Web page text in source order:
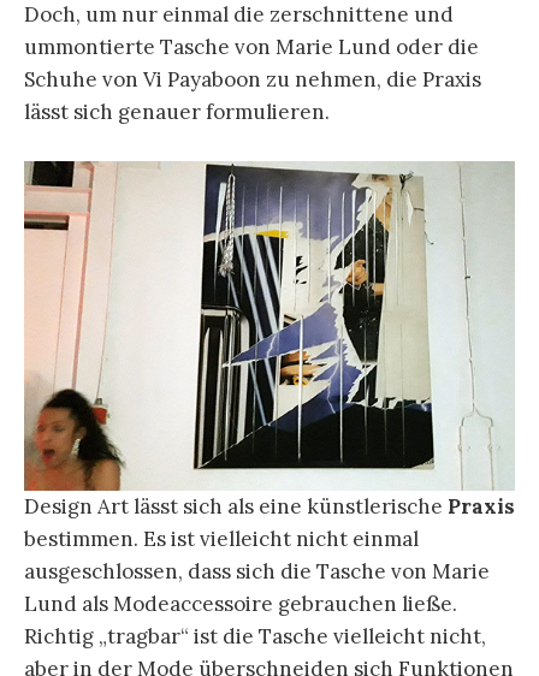
Doch, um nur einmal die zerschnittene und
ummontierte Tasche von Marie Lund oder die
Schuhe von Vi Payaboon zu nehmen, die Praxis
lässt sich genauer formulieren.
Design Art lässt sich als eine künstlerische Praxis
bestimmen. Es ist vielleicht nicht einmal
ausgeschlossen, dass sich die Tasche von Marie
Lund als Modeaccessoire gebrauchen ließe.
Richtig „tragbar“ ist die Tasche vielleicht nicht,
aber in der Mode überschneiden sich Funktionen